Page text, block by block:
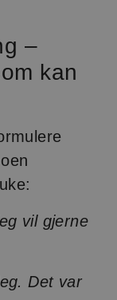
–
kan
vil gjerne
Det var